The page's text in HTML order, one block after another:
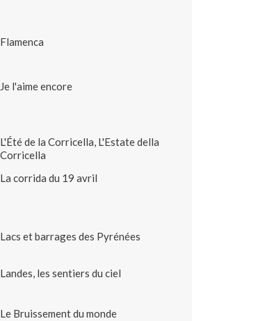
Flamenca
Je l'aime encore
L'Été de la Corricella, L'Estate della
Corricella
La corrida du 19 avril
Lacs et barrages des Pyrénées
Landes, les sentiers du ciel
Le Bruissement du monde